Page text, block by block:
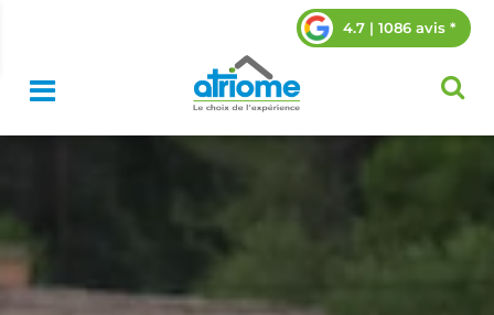
4.7 | 1086 avis *